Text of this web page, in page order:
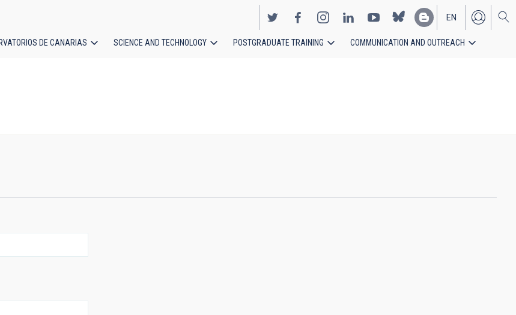
EN
ES
DE CANARIAS SCIENCE AND TECHNOLOGY POSTGRADUATE TRAINING COMMUNICATION AND OUTREACH